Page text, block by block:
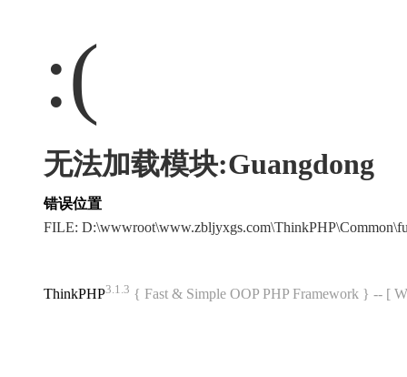
:(
无法加载模块:Guangdong
错误位置
FILE:
ThinkPHP3.1.3 { Fast & Simple OOP PHP Framework } -- [